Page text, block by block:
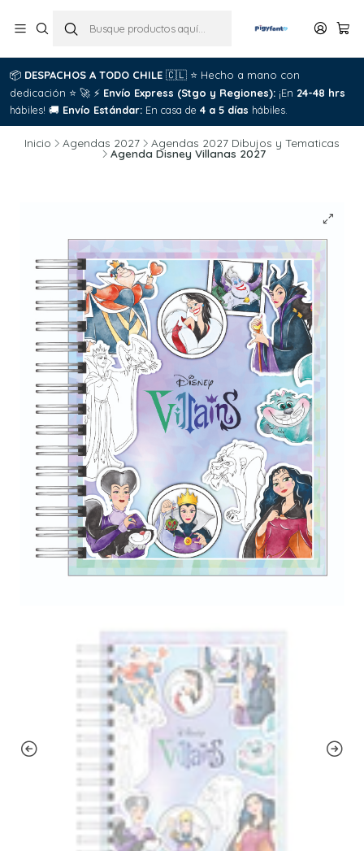
📦 DESPACHOS A TODO CHILE 🇨🇱 ⭐ Hecho a mano con
dedicación ⭐ 🚀 ⚡ Envío Express (Stgo y Regiones): ¡En 24-48 hrs
hábiles! 🚚 Envío Estándar: En casa de 4 a 5 días hábiles.
Inicio Agendas 2027 Agendas 2027 Dibujos y Tematicas
Agenda Disney Villanas 2027